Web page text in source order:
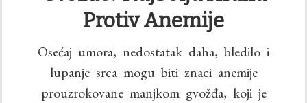
Protiv Anemije
Osećaj umora, nedostatak daha, bledilo i
lupanje srca mogu biti znaci anemije
prouzrokovane manjkom gvožđa, koji je